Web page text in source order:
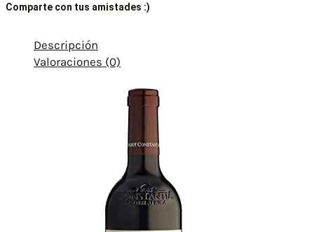
Comparte con tus amistades :)
Descripción
Valoraciones (0)